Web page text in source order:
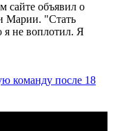
сайте объявил о
Марии. "Стать
я не воплотил. Я
команду после 18